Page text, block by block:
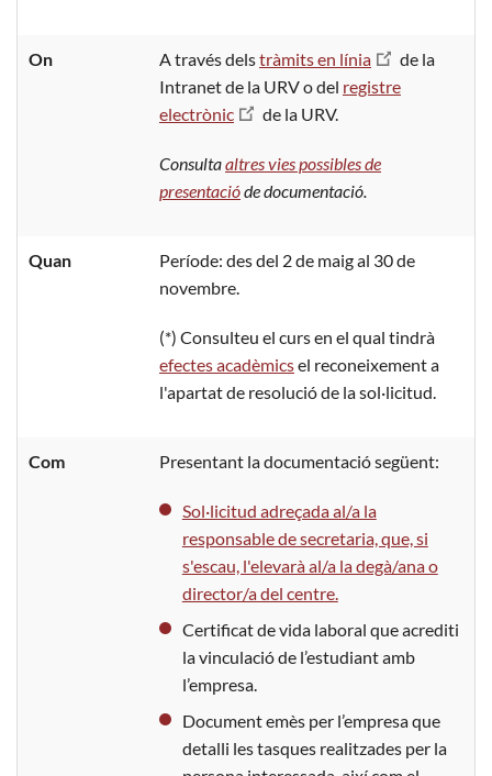
On A través delstràmits en línia
de la
Intranet de la URV o del registre
electrònic
de la URV.
Consultaaltres vies possibles de
presentacióde documentació.
Quan
Període: des del 2 de maig al 30 de
novembre.
(*) Consulteu el curs en el qual tindrà
efectes acadèmicsel reconeixement a
l'apartat de resolució de la sol·licitud.
Com Presentant la documentació següent:
Sol·licitud adreçada al/a la
responsable de secretaria, que, si
s'escau, l'elevarà al/a la degà/ana o
director/a del centre.
Certificat de vida laboral que acrediti
la vinculació de l’estudiant amb
l’empresa.
Document emès per l’empresa que
detalli les tasques realitzades per la